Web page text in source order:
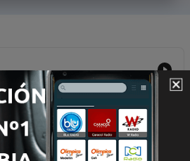
Sabiduría milenaria...